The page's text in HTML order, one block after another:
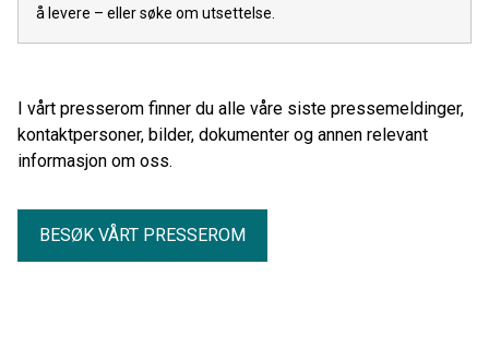
å levere – eller søke om utsettelse.
I vårt presserom finner du alle våre siste pressemeldinger,
kontaktpersoner, bilder, dokumenter og annen relevant
informasjon om oss.
BESØK VÅRT PRESSEROM